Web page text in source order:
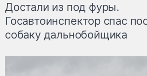
Достали из под фуры.
Госавтоинспектор спас
собаку дальнобойщика